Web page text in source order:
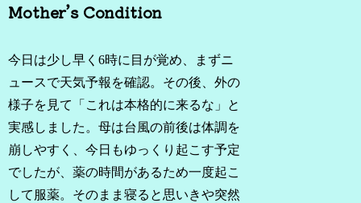
Mother’s Condition
今日は少し早く6時に目が覚め、まずニ
ュースで天気予報を確認。その後、外の
様子を見て「これは本格的に来るな」と
実感しました。母は台風の前後は体調を
崩しやすく、今日もゆっくり起こす予定
でしたが、薬の時間があるため一度起こ
して服薬。そのまま寝ると思いきや突然